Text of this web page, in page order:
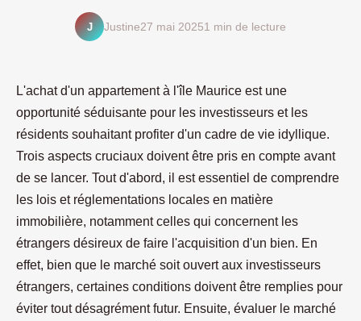
J Justine27 mai 20251 min de lecture
L'achat d'un appartement à l'île Maurice est une
opportunité séduisante pour les investisseurs et les
résidents souhaitant profiter d'un cadre de vie idyllique.
Trois aspects cruciaux doivent être pris en compte avant
de se lancer. Tout d'abord, il est essentiel de comprendre
les lois et réglementations locales en matière
immobilière, notamment celles qui concernent les
étrangers désireux de faire l'acquisition d'un bien. En
effet, bien que le marché soit ouvert aux investisseurs
étrangers, certaines conditions doivent être remplies pour
éviter tout désagrément futur. Ensuite, évaluer le marché